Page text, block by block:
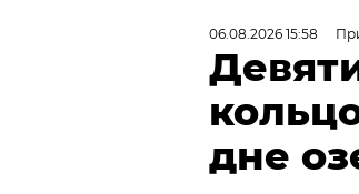
06.08.2026 15:58
дне